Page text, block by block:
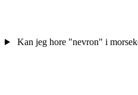
Kan jeg hore "nevron" i